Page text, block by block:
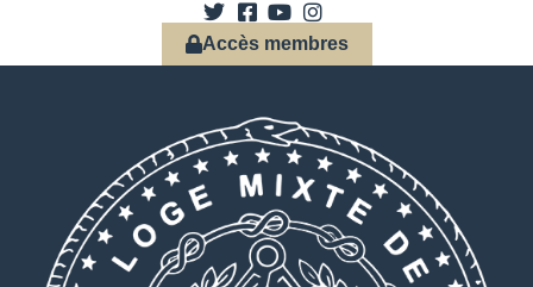
Accès membres